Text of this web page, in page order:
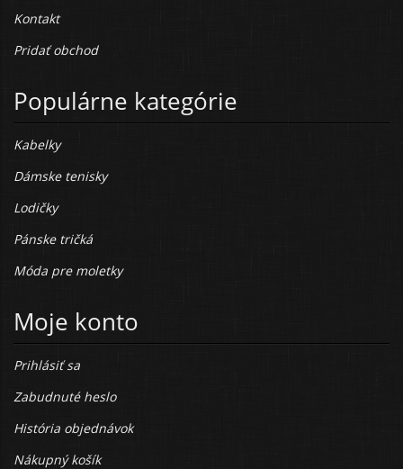
Kontakt
Pridať obchod
Populárne kategórie
Kabelky
Dámske tenisky
Lodičky
Pánske tričká
Móda pre moletky
Moje konto
Prihlásiť sa
Zabudnuté heslo
História objednávok
Nákupný košík